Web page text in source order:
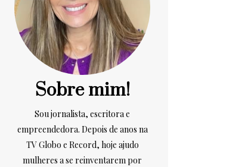
Sobre mim!
Sou jornalista, escritora e
empreendedora. Depois de anos na
TV Globo e Record, hoje ajudo
mulheres a se reinventarem por